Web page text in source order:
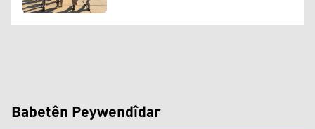
Babetên Peywendîdar